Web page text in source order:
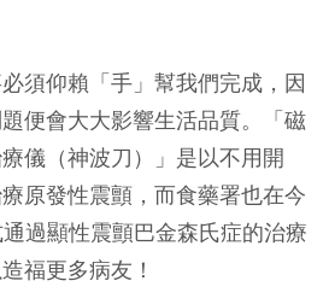
須仰賴「手」幫我們完成，因
便會大大影響生活品質。「磁
儀（神波刀）」是以不用開
原發性震顫，而食藥署也在今
過顯性震顫巴金森氏症的治療
福更多病友！